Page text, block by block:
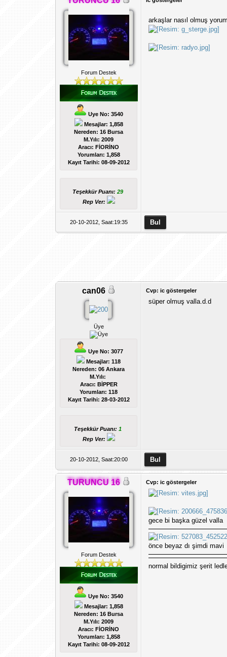
Forum Destek
Uye No: 3540
Mesajlar: 1,858
Nereden: 16 Bursa
M.Yılı: 2009
Aracı: FİORİNO
Yorumları: 1,858
Kayıt Tarihi: 08-09-2012
Teşekkür Puanı:29
Rep Ver:
arkaşlar nasıl olmuş
20-10-2012, Saat:19:35
can06
Üye
Uye No: 3077
Mesajlar: 118
Nereden: 06 Ankara
M.Yılı:
Aracı: BİPPER
Yorumları:118
Kayıt Tarihi: 28-03-2012
Teşekkür Puanı:1
Rep Ver:
Cvp: ic göstergeler
süper olmuş valla.d.d
20-10-2012, Saat:20:00
TURUNCU 16
Forum Destek
Uye No: 3540
Mesajlar: 1,858
Nereden: 16 Bursa
M.Yılı: 2009
Aracı: FİORİNO
Yorumları: 1,858
Kayıt Tarihi: 08-09-2012
Cvp: ic göstergeler
gece bi başka güzel valla
önce beyaz dı şimdi mavi
normal bildigimiz şerit